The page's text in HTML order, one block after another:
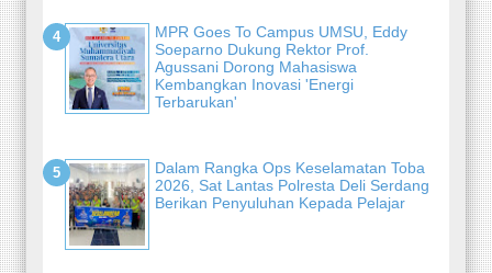
MPR Goes To Campus UMSU, Eddy
Soeparno Dukung Rektor Prof.
Agussani Dorong Mahasiswa
Kembangkan Inovasi 'Energi
Terbarukan'
Dalam Rangka Ops Keselamatan Toba
2026, Sat Lantas Polresta Deli Serdang
Berikan Penyuluhan Kepada Pelajar